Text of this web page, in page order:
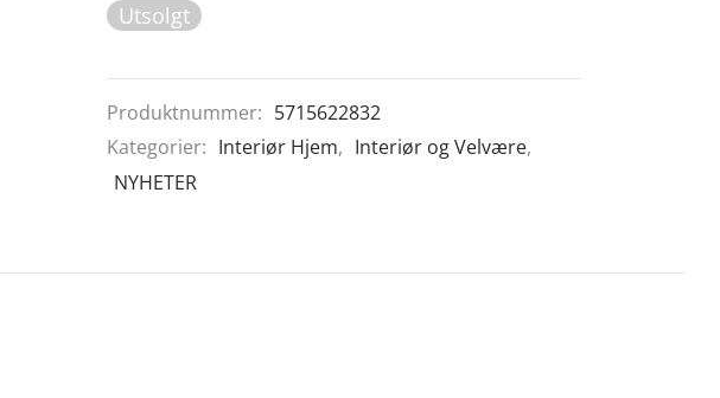
Utsolgt
Produktnummer: 5715622832
Kategorier: Interiør Hjem, Interiør og Velvære,
NYHETER